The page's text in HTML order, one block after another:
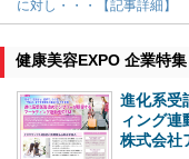
に対し・・・【記事詳細】
健康美容EXPO 企業特集
進化系受
ィング連
株式会社